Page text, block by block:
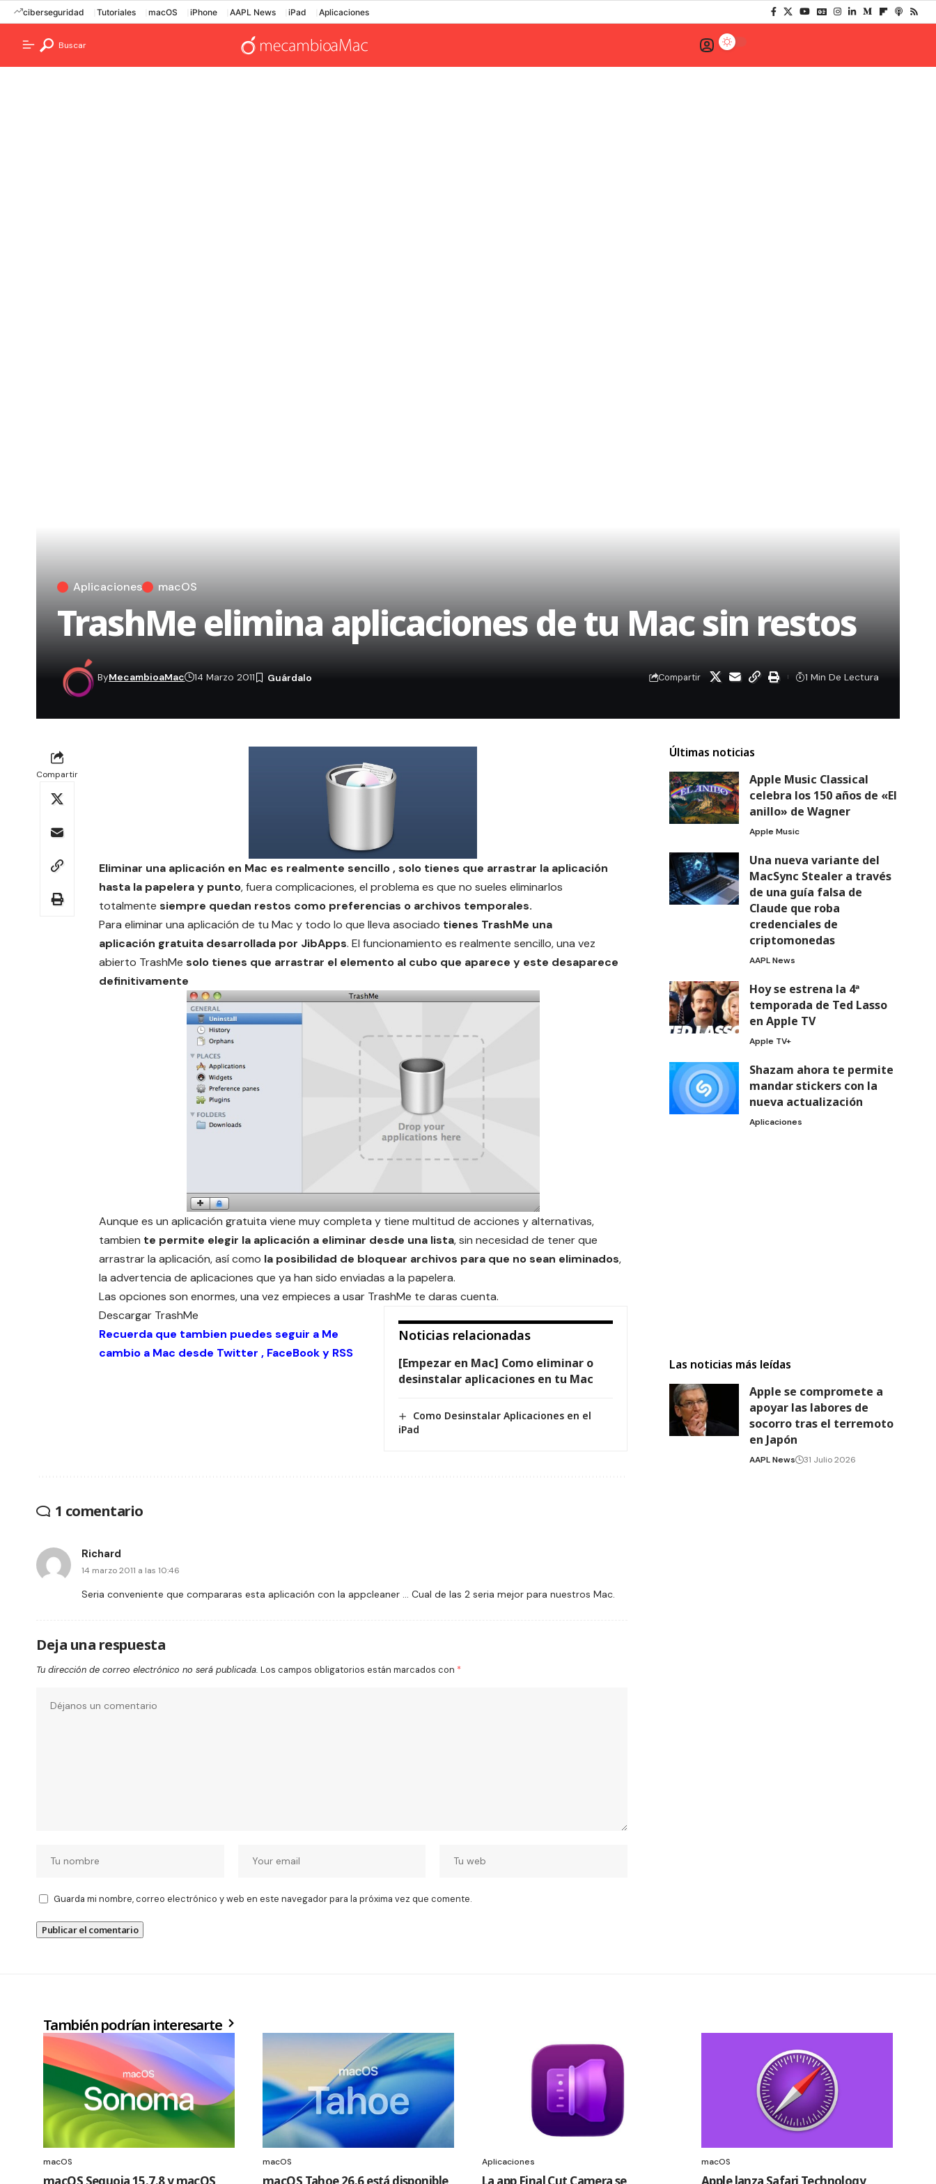
ciberseguridad Tutoriales macOS iPhone AAPL News iPad Aplicaciones
Buscar
Aplicaciones macOS
TrashMe elimina aplicaciones de tu Mac sin restos
ByMecambioaMac 14 Marzo 2011 Compartir 1 Min De Lectura
Compartir
Eliminar una aplicación en Mac es realmente sencillo , solo tienes que arrastrar la aplicación
hasta la papelera y punto, fuera complicaciones, el problema es que no sueles eliminarlos
totalmente siempre quedan restos como preferencias o archivos temporales.
Para eliminar una aplicación de tu Mac y todo lo que lleva asociado tienes TrashMe una
aplicación gratuita desarrollada por JibApps. El funcionamiento es realmente sencillo, una vez
abierto TrashMe solo tienes que arrastrar el elemento al cubo que aparece y este desaparece
definitivamente
Aunque es un aplicación gratuita viene muy completa y tiene multitud de acciones y alternativas,
tambien te permite elegir la aplicación a eliminar desde una lista, sin necesidad de tener que
arrastrar la aplicación, así como la posibilidad de bloquear archivos para que no sean eliminados,
la advertencia de aplicaciones que ya han sido enviadas a la papelera.
Las opciones son enormes, una vez empieces a usar TrashMe te daras cuenta.
Noticias relacionadas
[Empezar en Mac] Como eliminar o
desinstalar aplicaciones en tu Mac
Como Desinstalar Aplicaciones en el
iPad
Descargar TrashMe
Recuerda que tambien puedes seguir a Me
cambio a Mac desde Twitter , FaceBooky RSS
1 comentario
Richard
14 marzo 2011 a las 10:46
Seria conveniente que compararas esta aplicación con la appcleaner … Cual de las 2 seria mejor para nuestros Mac.
Deja una respuesta
Tu dirección de correo electrónico no será publicada. Los campos obligatorios están marcados con *
Guarda mi nombre, correo electrónico y web en este navegador para la próxima vez que comente.
Últimas noticias
Apple Music Classical
celebra los 150 años de «El
anillo» de Wagner
Apple Music
Una nueva variante del
MacSync Stealer a través
de una guía falsa de
Claude que roba
credenciales de
criptomonedas
AAPL News
Hoy se estrena la 4ª
temporada de Ted Lasso
en Apple TV
Apple TV+
Shazam ahora te permite
mandar stickers con la
nueva actualización
Aplicaciones
Las noticias más leídas
Apple se compromete a
apoyar las labores de
socorro tras el terremoto
en Japón
AAPL News 31 Julio 2026
También podrían interesarte
macOS macOS Aplicaciones macOS